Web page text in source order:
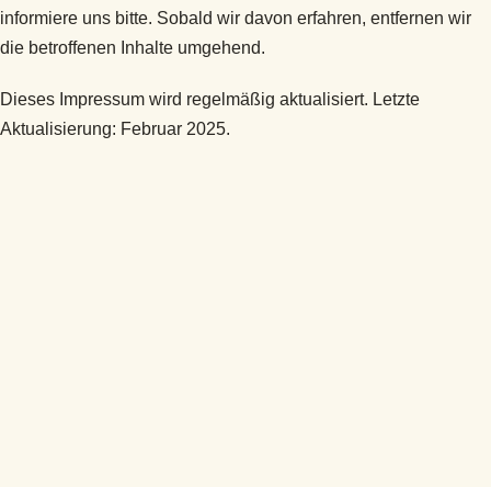
informiere uns bitte. Sobald wir davon erfahren, entfernen wir
die betroffenen Inhalte umgehend.
Dieses Impressum wird regelmäßig aktualisiert. Letzte
Aktualisierung: Februar 2025.